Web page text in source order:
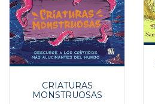
CRIATURAS
MONSTRUOSAS